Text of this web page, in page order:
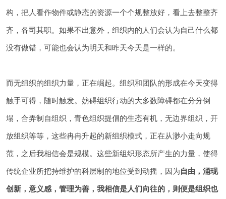
构，把人看作物件或静态的资源一个个规整放好，看上去整整齐
齐，各司其职。如果不出意外，组织内的人们会认为自己什么都
没有做错，可能也会认为明天和昨天今天是一样的。
而无组织的组织力量，正在崛起。组织和团队的形成在今天变得
触手可得，随时触发。妨碍组织行动的大多数障碍都在分分倒
塌，合弄制自组织，青色组织提倡的生态有机，无边界组织，开
放组织等等，这些冉冉升起的新组织模式，正在从渺小走向规
范，之后我相信会是规模。这些新组织形态所产生的力量，使得
传统企业所把持维护的科层制的地位受到动摇，因为自由，涌现
创新，意义感，管理为善，我相信是人们向往的，则便是组织也